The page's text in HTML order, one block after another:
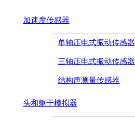
加速度传感器
单轴压电式振动传感器
三轴压电式振动传感器
结构声测量传感器
头和躯干模拟器